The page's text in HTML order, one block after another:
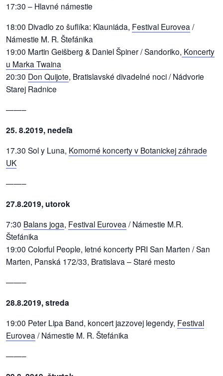
17:30 – Hlavné námestie
18:00 Divadlo zo šuflíka: Klauniáda, Festival Eurovea /
Námestie M. R. Štefánika
19:00 Martin Geišberg & Daniel Špiner / Sandoriko, Koncerty
u Marka Twaina
20:30 Don Quijote, Bratislavské divadelné noci / Nádvorie
Starej Radnice
——–
25. 8.2019, nedeľa
17.30 Sol y Luna, Komorné koncerty v Botanickej záhrade
UK
——–
27.8.2019, utorok
7:30 Balans joga, Festival Eurovea / Námestie M.R.
Štefánika
19:00 Colorful People, letné koncerty PRI San Marten / San
Marten, Panská 172/33, Bratislava – Staré mesto
——–
28.8.2019, streda
19:00 Peter Lipa Band, koncert jazzovej legendy, Festival
Eurovea / Námestie M. R. Štefánika
——–